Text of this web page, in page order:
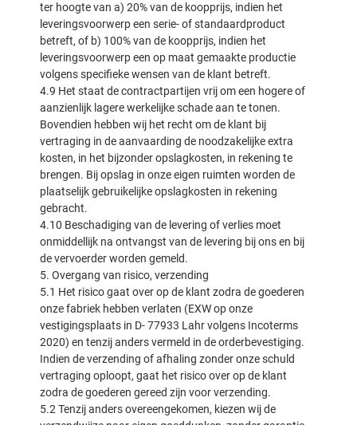
ter hoogte van a) 20% van de koopprijs, indien het
leveringsvoorwerp een serie- of standaardproduct
betreft, of b) 100% van de koopprijs, indien het
leveringsvoorwerp een op maat gemaakte productie
volgens specifieke wensen van de klant betreft.
4.9 Het staat de contractpartijen vrij om een hogere of
aanzienlijk lagere werkelijke schade aan te tonen.
Bovendien hebben wij het recht om de klant bij
vertraging in de aanvaarding de noodzakelijke extra
kosten, in het bijzonder opslagkosten, in rekening te
brengen. Bij opslag in onze eigen ruimten worden de
plaatselijk gebruikelijke opslagkosten in rekening
gebracht.
4.10 Beschadiging van de levering of verlies moet
onmiddellijk na ontvangst van de levering bij ons en bij
de vervoerder worden gemeld.
5. Overgang van risico, verzending
5.1 Het risico gaat over op de klant zodra de goederen
onze fabriek hebben verlaten (EXW op onze
vestigingsplaats in D- 77933 Lahr volgens Incoterms
2020) en tenzij anders vermeld in de orderbevestiging.
Indien de verzending of afhaling zonder onze schuld
vertraging oploopt, gaat het risico over op de klant
zodra de goederen gereed zijn voor verzending.
5.2 Tenzij anders overeengekomen, kiezen wij de